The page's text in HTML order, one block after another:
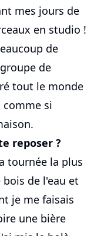
mes jours de
en studio !
de
de
tout le monde
comme si
reposer ?
tournée la plus
bois de l'eau et
je me faisais
une bière